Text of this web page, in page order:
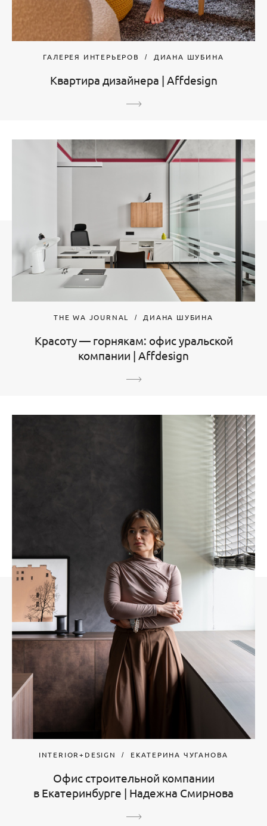
ГАЛЕРЕЯ ИНТЕРЬЕРОВ ДИАНА ШУБИНА
Квартира дизайнера | Affdesign
THE WA JOURNAL ДИАНА ШУБИНА
Красоту — горнякам: офис уральской
компании | Affdesign
INTERIOR+DESIGN ЕКАТЕРИНА ЧУГАНОВА
Офис строительной компании
в Екатеринбурге | Надежна Смирнова